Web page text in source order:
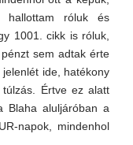
róluk és
1001. cikk is róluk,
sem adtak érte
ide, hatékony
Értve ez alatt
Blaha aluljáróban a
napok, mindenhol